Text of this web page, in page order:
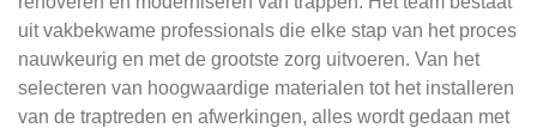
uit vakbekwame professionals die elke stap van het proces
nauwkeurig en met de grootste zorg uitvoeren. Van het
selecteren van hoogwaardige materialen tot het installeren
van de traptreden en afwerkingen, alles wordt gedaan met